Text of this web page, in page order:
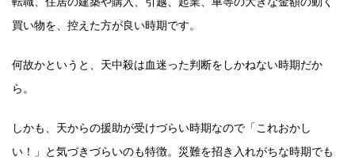
買い物を、控えた方が良い時期です。
何故かというと、天中殺は血迷った判断をしかねない時期だか
ら。
しかも、天からの援助が受けづらい時期なので「これおかし
い！」と気づきづらいのも特徴。災難を招き入れがちな時期でも